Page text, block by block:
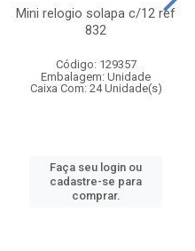
Mini relogio solapa c/12 ref
832
Código: 129357
Embalagem: Unidade
Caixa Com: 24 Unidade(s)
Faça seu login ou
cadastre-se para
comprar.